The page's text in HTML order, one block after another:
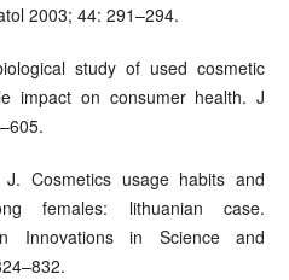
2003; 44: 291–294.
study of used cosmetic
impact on consumer health. J
Cosmetics usage habits and
females: lithuanian case.
Innovations in Science and